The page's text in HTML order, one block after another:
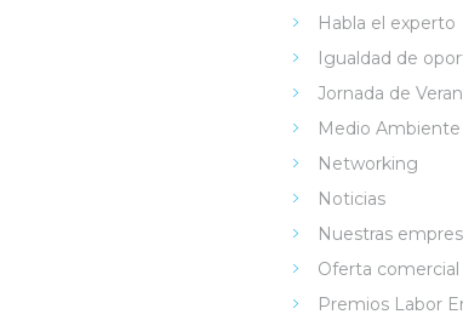
Habla el experto
Igualdad de
Jornada de
Medio Ambiente
Networking
Noticias
Nuestras
Oferta comercial
Premios Labor